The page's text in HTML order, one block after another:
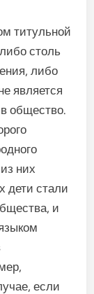
титульной
столь
либо
является
общество.
них
дети стали
и
если